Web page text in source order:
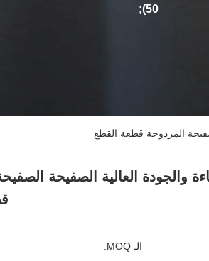
50);
المزدوجة قطعة القطع
والجودة العالية الصفيحة
الـ MOQ: